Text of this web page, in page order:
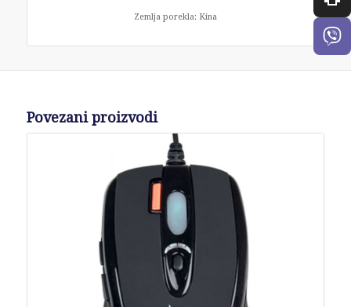
Zemlja porekla: Kina
Povezani proizvodi